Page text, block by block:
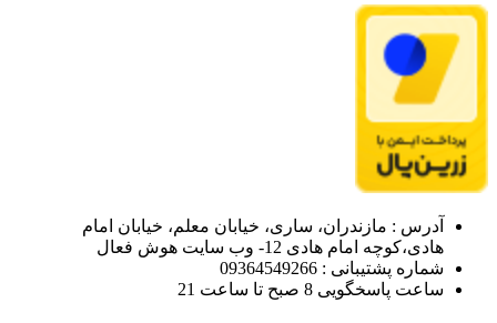
آدرس : مازندران، ساری، خیابان معلم، خیابان امام
هادی،کوچه امام هادی 12- وب سایت هوش فعال
شماره پشتیبانی : 09364549266
ساعت پاسخگویی 8 صبح تا ساعت 21